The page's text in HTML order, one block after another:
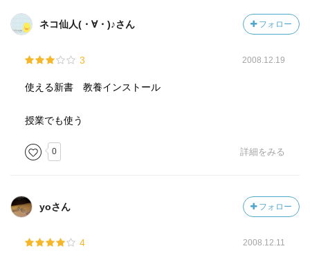
ただやはり企業側としては当然拒否感を示すでしょう。い
かに企業側を説得するかということが最も
ネコ仙人(・∀・)♪さん フォロー
3 2008.12.19
使える新書 教養インストール
授業でも使う
0 詳細をみる
yoさん フォロー
4 2008.12.11